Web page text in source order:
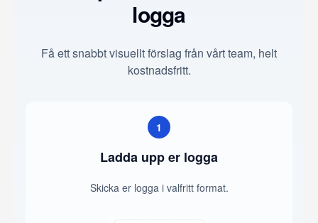
logga
Få ett snabbt visuellt förslag från vårt team, helt
kostnadsfritt.
1
Ladda upp er logga
Skicka er logga i valfritt format.